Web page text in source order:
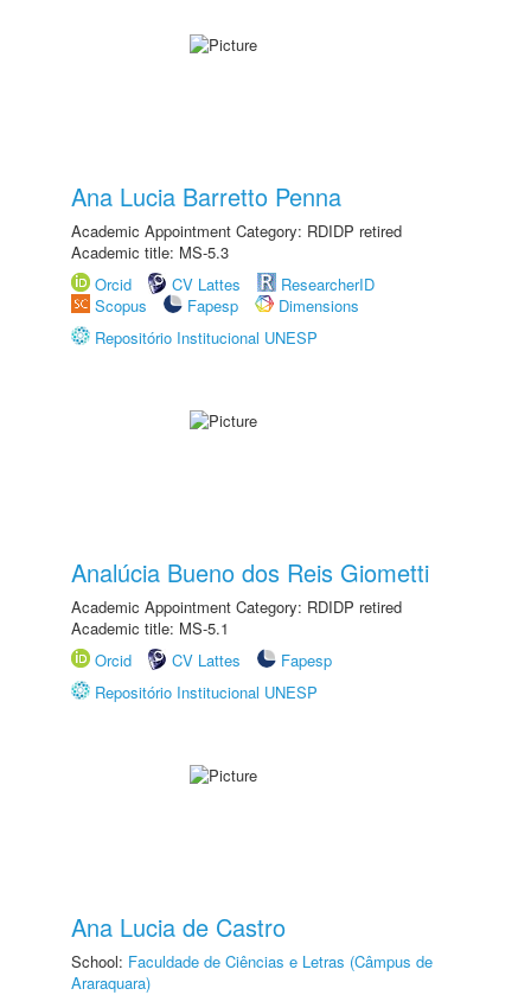
Ana Lucia Barretto Penna
Academic Appointment Category: RDIDP retired
Academic title: MS-5.3
Orcid
CV Lattes
ResearcherID
Scopus
Fapesp
Dimensions
Repositório Institucional UNESP
Analúcia Bueno dos Reis Giometti
Academic Appointment Category: RDIDP retired
Academic title: MS-5.1
Orcid
CV Lattes
Fapesp
Repositório Institucional UNESP
Ana Lucia de Castro
School: Faculdade de Ciências e Letras (Câmpus de
Araraquara)